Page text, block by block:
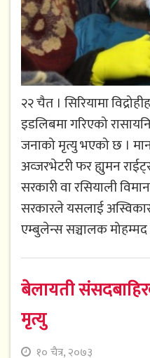
२२ चैत । सिरियामा
इडलिबमा गरिएको
जनाको मृत्यु भएको छ ।
अव्जरभेटरी फर ह्युमन
सरकारी वा रसियाली
सरकारले यसलाई
एम्बुलेन्स सञ्चालक
बेलायती
मृत्यु
१० चैत्र, २०७३